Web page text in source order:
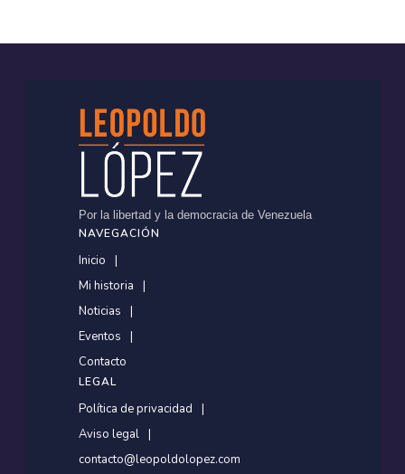
Por la libertad y la democracia de Venezuela
NAVEGACIÓN
Inicio
Mi historia
Noticias
Eventos
Contacto
LEGAL
Política de privacidad
Aviso legal
contacto@leopoldolopez.com